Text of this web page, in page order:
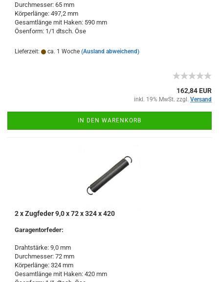
Durchmesser: 65 mm
Körperlänge: 497,2 mm
Gesamtlänge mit Haken: 590 mm
Ösenform: 1/1 dtsch. Öse
Lieferzeit: ca. 1 Woche (Ausland abweichend)
162,84 EUR
inkl. 19% MwSt. zzgl. Versand
IN DEN WARENKORB
2 x Zugfeder 9,0 x 72 x 324 x 420
Garagentorfeder:
Drahtstärke: 9,0 mm
Durchmesser: 72 mm
Körperlänge: 324 mm
Gesamtlänge mit Haken: 420 mm